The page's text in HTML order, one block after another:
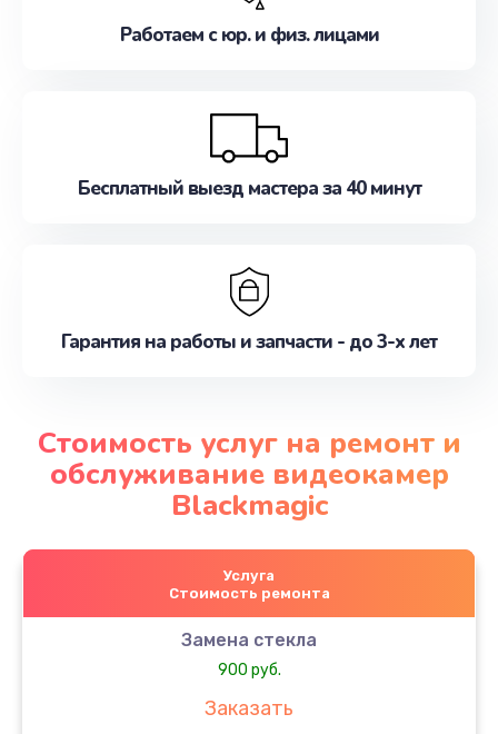
Работаем с юр. и физ. лицами
Бесплатный выезд мастера за 40 минут
Гарантия на работы и запчасти - до 3-х лет
Стоимость услуг на ремонт и
обслуживание видеокамер
Blackmagic
Услуга
Стоимость ремонта
Замена стекла
900 руб.
Заказать